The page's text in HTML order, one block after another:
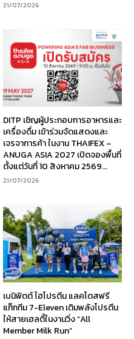
21/07/2026
DITP เชิญผู้ประกอบการอาหารและ
เครื่องดื่ม เข้าร่วมจัดแสดงและ
เจรจาการค้า ในงาน THAIFEX –
ANUGA ASIA 2027 เปิดจองพื้นที่
ตั้งแต่วันที่ 10 สิงหาคม 2569...
21/07/2026
เบนิฟิตต์ ไฮโปรตีน แลคโตสฟรี
แท็กทีม 7-Eleven เติมพลังโปรตีน
ให้สายเฮลตี้ในงานวิ่ง “All
Member Milk Run”